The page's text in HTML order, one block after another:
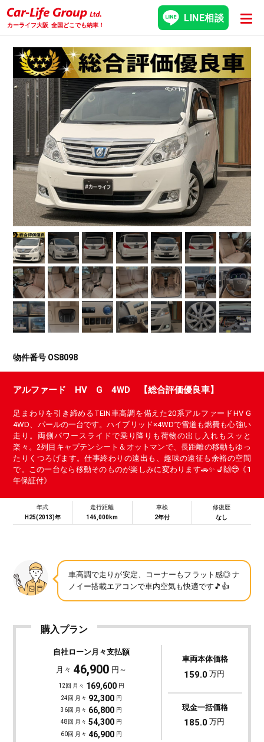
カーライフ大阪 全国どこでも納車！
LINE相談
物件番号 OS8098
アルファード HV G 4WD 【総合評価優良車】
足まわりを引き締めるTEIN車高調を備えた20系アルファードHV G
4WD、パールの一台です。ハイブリッド×4WDで雪道も燃費も心強い
走り。両側パワースライドで乗り降りも荷物の出し入れもスッと
楽々。2列目キャプテンシート＆オットマンで、長距離の移動もゆっ
たりくつろげます。仕事終わりの遠出も、趣味の遠征も余裕の空間
で。この一台なら移動そのものが楽しみに変わります🚗✨💺🙌😎《1
年保証付》
年式
H25(2013)年
走行距離
146,000km
車検
2年付
修復歴
なし
車高調で走りが安定、コーナーもフラット感◎ ナ
ノイー搭載エアコンで車内空気も快適です🎵👍
購入プラン
自社ローン月々支払額
月々 46,900 円～
12回 月々 169,600 円
24回 月々 92,300 円
36回 月々 66,800 円
48回 月々 54,300 円
60回 月々 46,900 円
車両本体価格
159.0 万円
現金一括価格
185.0 万円